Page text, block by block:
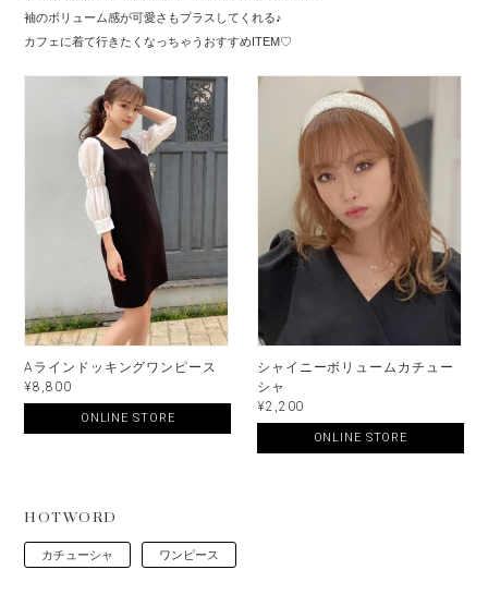
袖のボリューム感が可愛さもプラスしてくれる♪
カフェに着て行きたくなっちゃうおすすめITEM♡
Aラインドッキングワンピース
¥8,800
ONLINE STORE
シャイニーボリュームカチュー
シャ
¥2,200
ONLINE STORE
HOTWORD
カチューシャ ワンピース